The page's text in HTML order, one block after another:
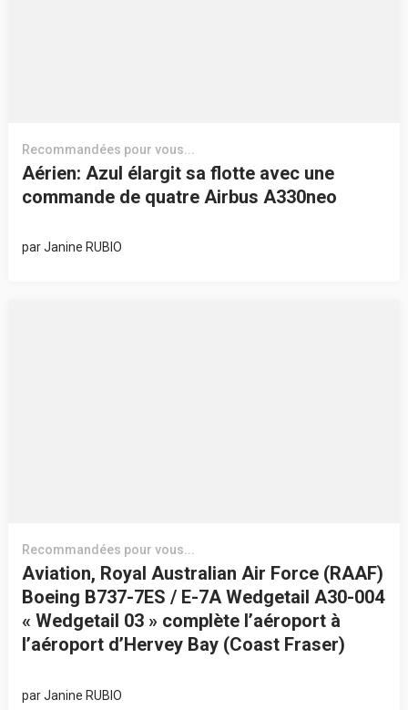
Recommandées pour vous...
Aérien: Azul élargit sa flotte avec une
commande de quatre Airbus A330neo
parJanine RUBIO
Recommandées pour vous...
Aviation, Royal Australian Air Force (RAAF)
Boeing B737-7ES / E-7A Wedgetail A30-004
« Wedgetail 03 » complète l’aéroport à
l’aéroport d’Hervey Bay (Coast Fraser)
parJanine RUBIO